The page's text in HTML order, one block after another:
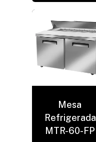
Mesa
Refrigerada
MTR-60-FP